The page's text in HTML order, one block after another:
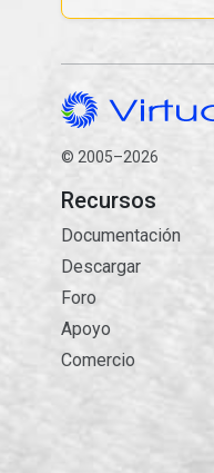
© 2005–2026
Recursos
Documentación
Descargar
Foro
Apoyo
Comercio